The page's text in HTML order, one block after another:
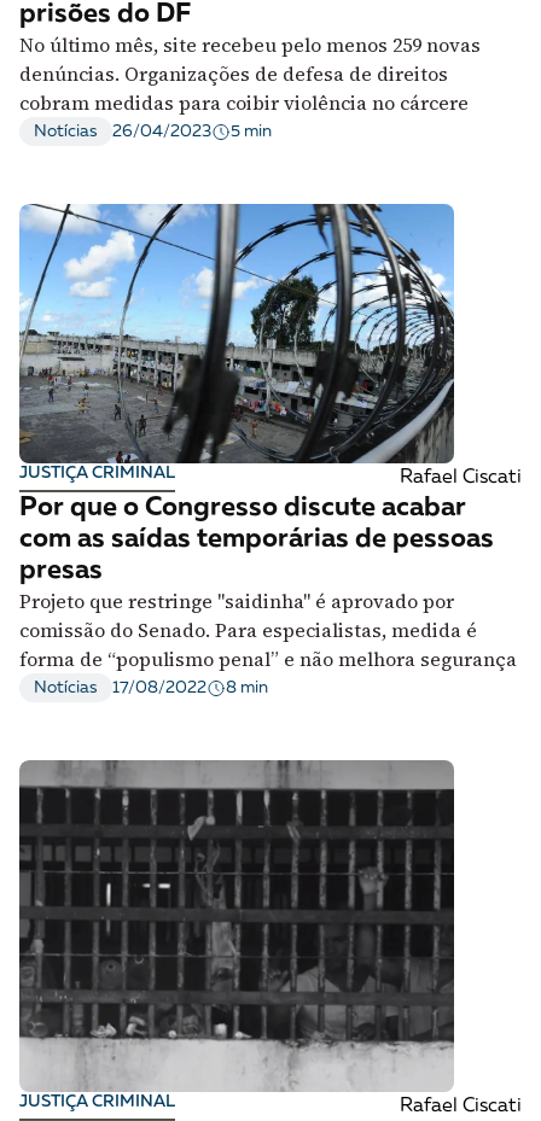
prisões do DF
No último mês, site recebeu pelo menos 259 novas
denúncias. Organizações de defesa de direitos
cobram medidas para coibir violência no cárcere
Notícias 26/04/2023 5 min
JUSTIÇA CRIMINAL Rafael Ciscati
Por que o Congresso discute acabar
com as saídas temporárias de pessoas
presas
Projeto que restringe "saidinha" é aprovado por
comissão do Senado. Para especialistas, medida é
forma de “populismo penal” e não melhora segurança
Notícias 17/08/2022 8 min
JUSTIÇA CRIMINAL Rafael Ciscati